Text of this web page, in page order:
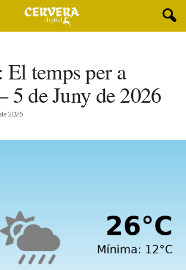
temps per a
5 de Juny de 2026
2026